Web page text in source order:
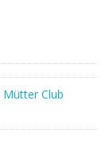
Mütter Club